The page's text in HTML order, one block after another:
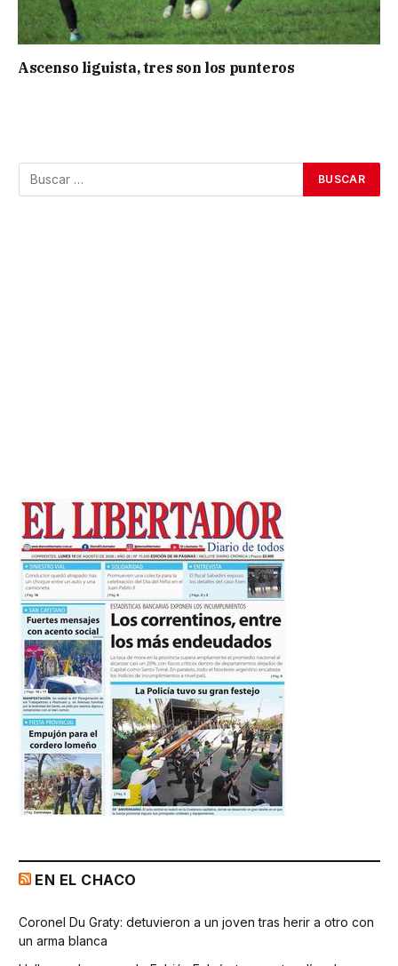
Ascenso liguista, tres son los punteros
EN EL CHACO
Coronel Du Graty: detuvieron a un joven tras herir a otro con
un arma blanca